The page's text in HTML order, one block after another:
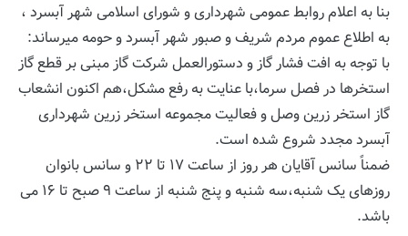
بنا به اعلام روابط عمومی شهرداری و شورای اسلامی شهر آبسرد ،
به اطلاع عموم مردم شریف و صبور شهر آبسرد و حومه میرساند:
با توجه به افت فشار گاز و دستورالعمل شرکت گاز مبنی بر قطع گاز
استخرها در فصل سرما،با عنایت به رفع مشکل،هم اکنون انشعاب
گاز استخر زرین وصل و فعالیت مجموعه استخر زرین شهرداری
آبسرد مجدد شروع شده است.
ضمناً سانس آقایان هر روز از ساعت ۱۷ تا ۲۲ و سانس بانوان
روزهای یک شنبه،سه شنبه و پنج شنبه از ساعت ۹ صبح تا ۱۶ می
باشد.